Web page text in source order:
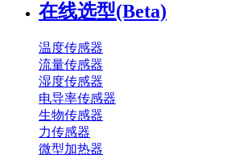
在线选型(Beta)
温度传感器
流量传感器
湿度传感器
电导率传感器
生物传感器
力传感器
微型加热器